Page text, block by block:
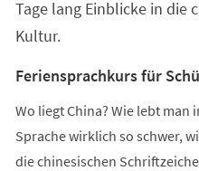
Tage lang Einblicke in die
Kultur.
Feriensprachkurs für
Wo liegt China? Wie lebt man
Sprache wirklich so schwer,
die chinesischen